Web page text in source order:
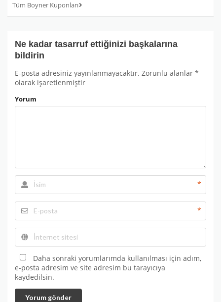
Tüm Boyner Kuponları
Ne kadar tasarruf ettiğinizi başkalarına
bildirin
E-posta adresiniz yayınlanmayacaktır. Zorunlu alanlar *
olarak işaretlenmiştir
Yorum
*
*
Daha sonraki yorumlarımda kullanılması için adım,
e-posta adresim ve site adresim bu tarayıcıya
kaydedilsin.
Yorum gönder